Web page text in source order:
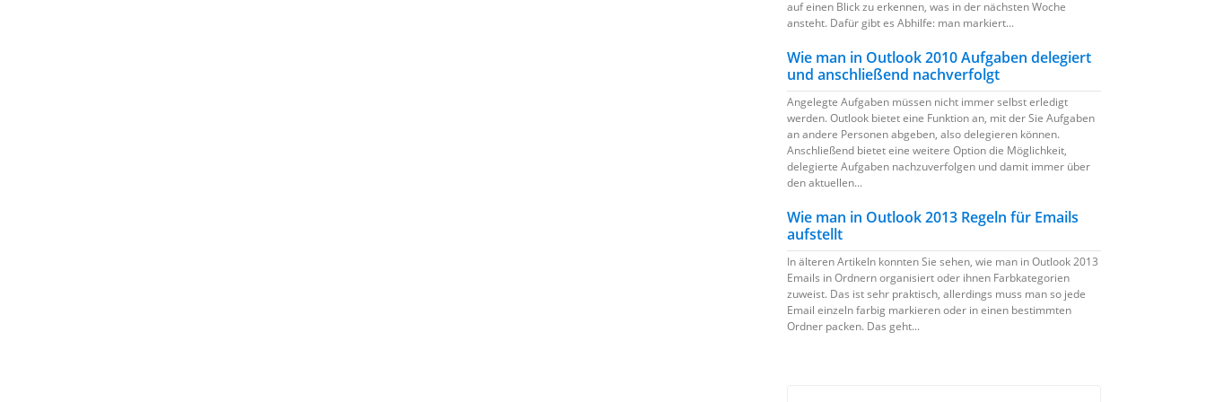
auf einen Blick zu erkennen, was in der nächsten Woche
ansteht. Dafür gibt es Abhilfe: man markiert...
Wie man in Outlook 2010 Aufgaben delegiert
und anschließend nachverfolgt
Angelegte Aufgaben müssen nicht immer selbst erledigt
werden. Outlook bietet eine Funktion an, mit der Sie Aufgaben
an andere Personen abgeben, also delegieren können.
Anschließend bietet eine weitere Option die Möglichkeit,
delegierte Aufgaben nachzuverfolgen und damit immer über
den aktuellen...
Wie man in Outlook 2013 Regeln für Emails
aufstellt
In älteren Artikeln konnten Sie sehen, wie man in Outlook 2013
Emails in Ordnern organisiert oder ihnen Farbkategorien
zuweist. Das ist sehr praktisch, allerdings muss man so jede
Email einzeln farbig markieren oder in einen bestimmten
Ordner packen. Das geht...